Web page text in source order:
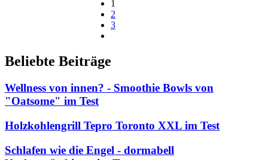
1
2
3
Beliebte Beiträge
Wellness von innen? - Smoothie Bowls von
"Oatsome" im Test
Holzkohlengrill Tepro Toronto XXL im Test
Schlafen wie die Engel - dormabell